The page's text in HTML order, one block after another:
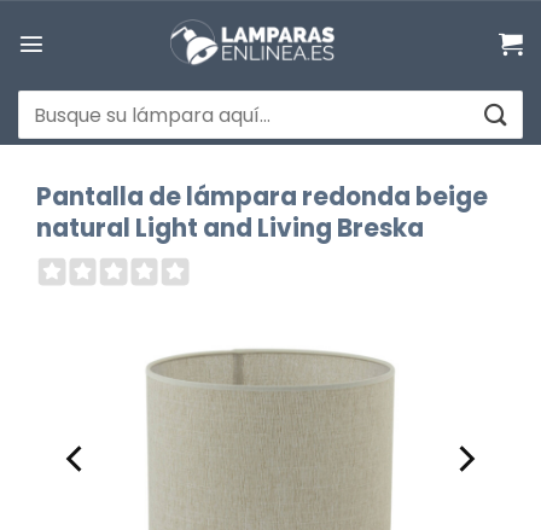
Buscar
por:
Pantalla de lámpara redonda beige
natural Light and Living Breska